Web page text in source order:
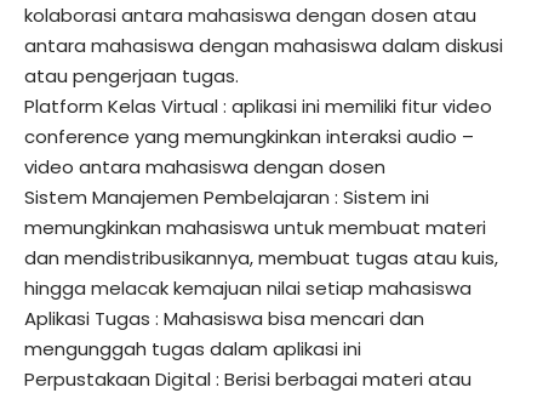
kolaborasi antara mahasiswa dengan dosen atau
antara mahasiswa dengan mahasiswa dalam diskusi
atau pengerjaan tugas.
Platform Kelas Virtual : aplikasi ini memiliki fitur video
conference yang memungkinkan interaksi audio –
video antara mahasiswa dengan dosen
Sistem Manajemen Pembelajaran : Sistem ini
memungkinkan mahasiswa untuk membuat materi
dan mendistribusikannya, membuat tugas atau kuis,
hingga melacak kemajuan nilai setiap mahasiswa
Aplikasi Tugas : Mahasiswa bisa mencari dan
mengunggah tugas dalam aplikasi ini
Perpustakaan Digital : Berisi berbagai materi atau